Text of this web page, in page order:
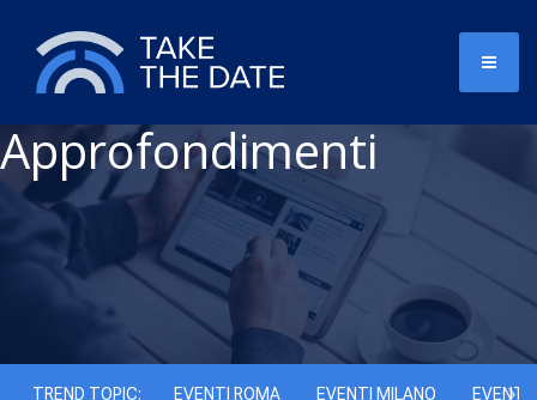
Approfondimenti
TREND TOPIC: EVENTI ROMA EVENTI MILANO EVENTI